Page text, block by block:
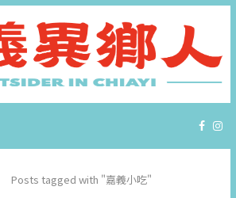
Posts tagged with "嘉義小吃"